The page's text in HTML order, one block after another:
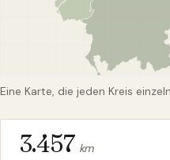
Eine Karte, die jeden Kreis
3.457 km